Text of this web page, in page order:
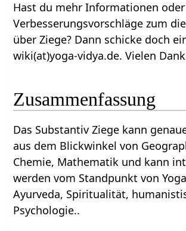
Hast du mehr Informationen oder
Verbesserungsvorschläge zum
über Ziege‏‎? Dann schicke doch eine Email an
wiki(at)yoga-vidya.de. Vielen
Zusammenfassung
Das Substantiv Ziege‏‎ kann genauer betrachten
aus dem Blickwinkel von
Chemie, Mathematik und kann
werden vom Standpunkt von
Ayurveda, Spiritualität,
Psychologie..